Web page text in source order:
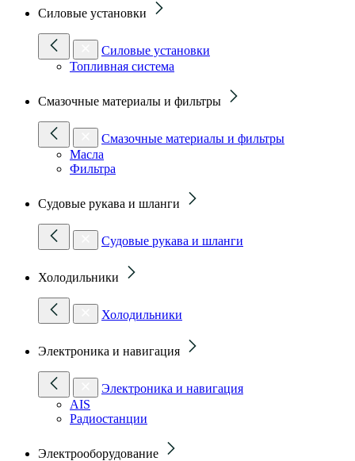
Силовые установки
Силовые установки
Топливная система
Смазочные материалы и фильтры
Смазочные материалы и фильтры
Масла
Фильтра
Судовые рукава и шланги
Судовые рукава и шланги
Холодильники
Холодильники
Электроника и навигация
Электроника и навигация
AIS
Радиостанции
Электрооборудование